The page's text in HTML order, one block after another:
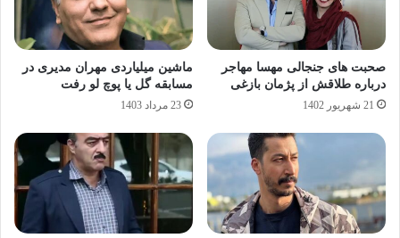
صحبت های جنجالی مهسا مهاجر
درباره طلاقش از پژمان بازغی
21 شهریور 1402
ماشین میلیاردی مهران مدیری در
مسابقه گل یا پوچ لو رفت
23 مرداد 1403